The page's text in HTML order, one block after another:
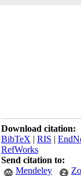
Download citation:
BibTeX|RIS|
RefWorks
Send citation to:
Mendeley